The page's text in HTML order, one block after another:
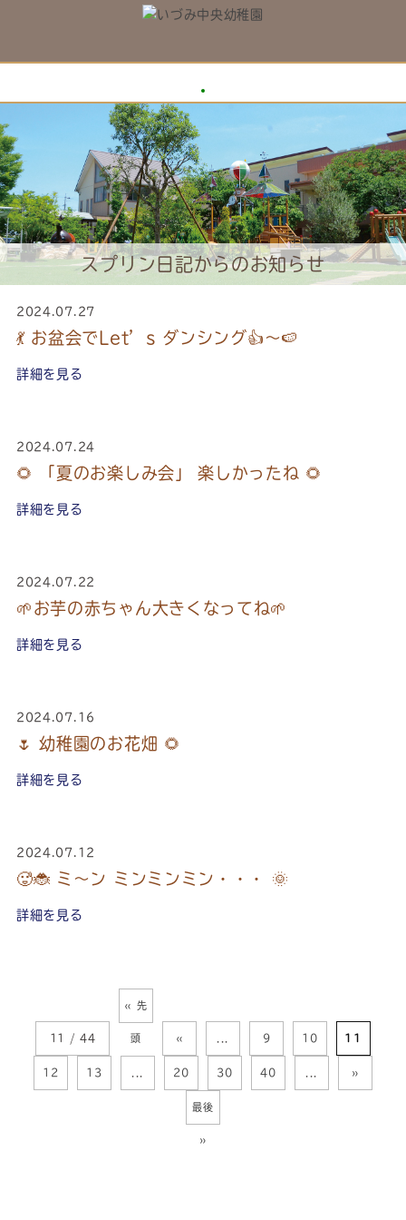
スプリン日記からのお知らせ
2024.07.27
💃 お盆会でLet’s ダンシング👍～🍉
詳細を見る
2024.07.24
🌻 「夏のお楽しみ会」 楽しかったね 🌻
詳細を見る
2024.07.22
🌱お芋の赤ちゃん大きくなってね🌱
詳細を見る
2024.07.16
🌷 幼稚園のお花畑 🌻
詳細を見る
2024.07.12
🥵🐞 ミ～ン ミンミンミン・・・ 🌞
詳細を見る
11 / 44
« 先
頭 « 9 10 11
12 13 20 30 40 »
最後
»